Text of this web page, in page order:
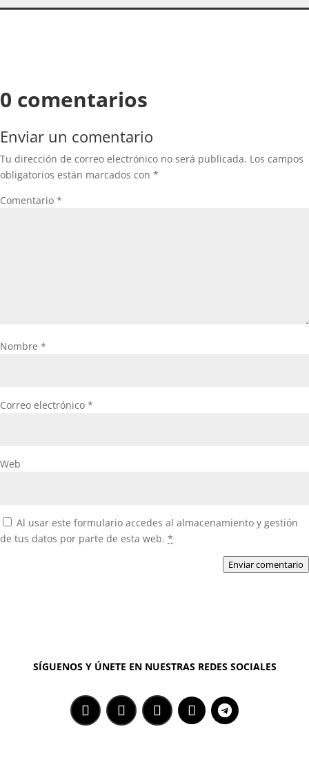
0 comentarios
Enviar un comentario
Tu dirección de correo electrónico no será publicada. Los campos
obligatorios están marcados con *
Comentario *
Nombre *
Correo electrónico *
Web
Al usar este formulario accedes al almacenamiento y gestión
de tus datos por parte de esta web. *
Enviar comentario
SÍGUENOS Y ÚNETE EN NUESTRAS REDES SOCIALES